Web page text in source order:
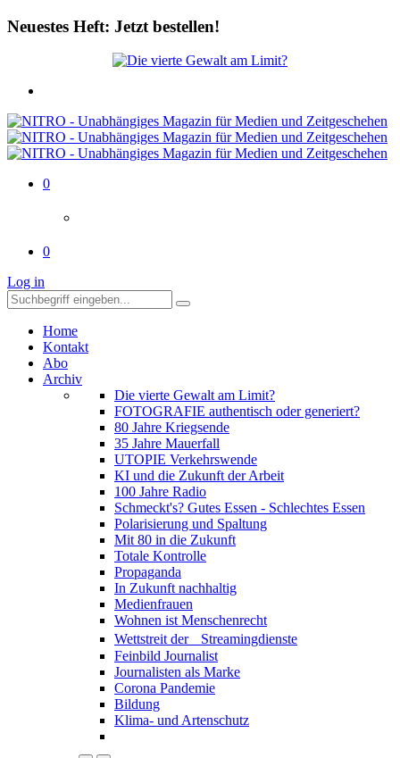
Neuestes Heft: Jetzt bestellen!
0
0
Log in
Home
Kontakt
Abo
Archiv
Die vierte Gewalt am Limit?
FOTOGRAFIE authentisch oder generiert?
80 Jahre Kriegsende
35 Jahre Mauerfall
UTOPIE Verkehrswende
KI und die Zukunft der Arbeit
100 Jahre Radio
Schmeckt's? Gutes Essen - Schlechtes Essen
Polarisierung und Spaltung
Mit 80 in die Zukunft
Totale Kontrolle
Propaganda
In Zukunft nachhaltig
Medienfrauen
Wohnen ist Menschenrecht
Wettstreit der Streamingdienste
Feinbild Journalist
Journalisten als Marke
Corona Pandemie
Bildung
Klima- und Artenschutz